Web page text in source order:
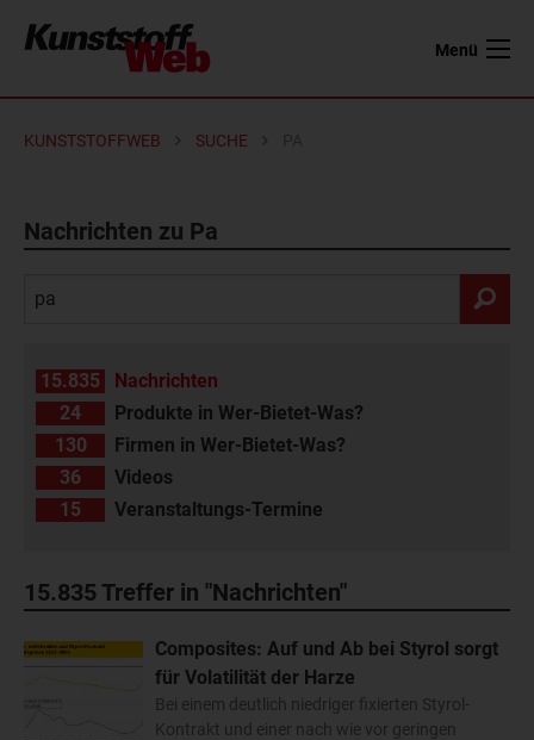
Menü
KUNSTSTOFFWEB SUCHE
Nachrichten zu Pa
15.835
Nachrichten
24
Produkte in Wer-Bietet-Was?
130
Firmen in Wer-Bietet-Was?
36
Videos
15
Veranstaltungs-Termine
15.835Treffer in "Nachrichten"
Composites: Auf und Ab bei Styrol sorgt
für Volatilität der Harze
Bei einem deutlich niedriger fixierten Styrol-
Kontrakt und einer nach wie vor geringen